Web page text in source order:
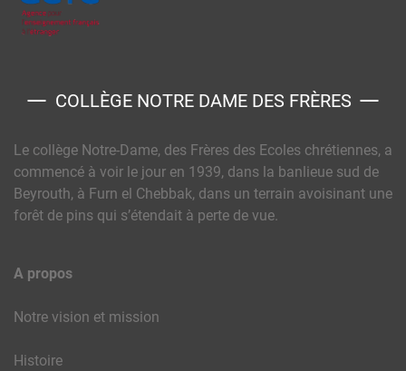
COLLÈGE NOTRE DAME DES FRÈRES
Le collège Notre-Dame, des Frères des Ecoles chrétiennes, a
commencé à voir le jour en 1939, dans la banlieue sud de
Beyrouth, à Furn el Chebbak, dans un terrain avoisinant une
forêt de pins qui s’étendait à perte de vue.
A propos
Notre vision et mission
Histoire